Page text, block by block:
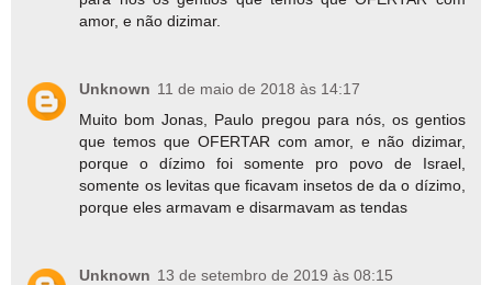
amor, e não dizimar.
Unknown 11 de maio de 2018 às 14:17
Muito bom Jonas, Paulo pregou para nós, os gentios
que temos que OFERTAR com amor, e não dizimar,
porque o dízimo foi somente pro povo de Israel,
somente os levitas que ficavam insetos de da o dízimo,
porque eles armavam e disarmavam as tendas
Unknown 13 de setembro de 2019 às 08:15